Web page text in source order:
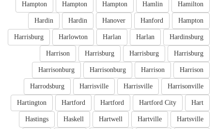
Hamilton
Hamlin
Hampton
Hampton
Hampton
Hampton
Hanford
Hanover
Hardin
Hardin
Hardinsburg
Harlan
Harlan
Harlowton
Harrisburg
Harrisburg
Harrisburg
Harrisburg
Harrison
Harrison
Harrison
Harrisonburg
Harrisonburg
Harrisonville
Harrisville
Harrisville
Harrodsburg
Hart
Hartford City
Hartford
Hartford
Hartington
Hartsville
Hartville
Hartwell
Haskell
Hastings